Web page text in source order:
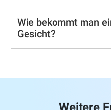
Wie bekommt man
Gesicht?
Weitere